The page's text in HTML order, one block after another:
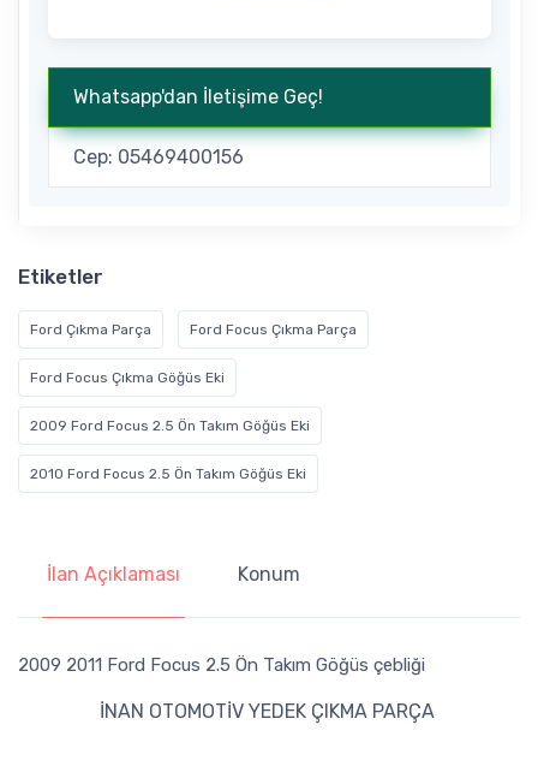
Whatsapp'dan İletişime Geç!
Cep: 05469400156
Etiketler
Ford Çıkma Parça Ford Focus Çıkma Parça
Ford Focus Çıkma Göğüs Eki
2009 Ford Focus 2.5 Ön Takım Göğüs Eki
2010 Ford Focus 2.5 Ön Takım Göğüs Eki
İlan Açıklaması Konum
2009 2011 Ford Focus 2.5 Ön Takım Göğüs çebliği
İNAN OTOMOTİV YEDEK ÇIKMA PARÇA